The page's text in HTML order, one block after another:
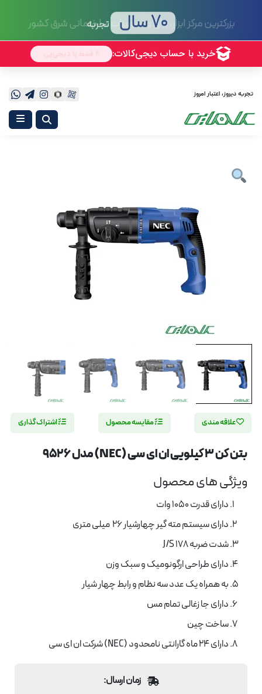
70 سال تجربه
تجربه دیروز، اعتبار امروز
علاقه مندی مقایسه محصول اشتراک گذاری
بتن کن 3 کیلویی ان ای سی (NEC) مدل 9526
ویژگی های محصول
دارای قدرت 1050 وات
دارای سیستم مته گیر چهارشیار 26 میلی متری
شدت ضربه 178 J/S
دارای طراحی ارگونومیک و سبک وزن
به همراه یک عدد سه نظام و رابط چهار شیار
دارای جا زغالی تمام مس
ساخت چین
دارای 24 ماه گارانتی نامحدود (NEC) شرکت ان ای سی
زمان ارسال: